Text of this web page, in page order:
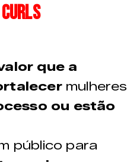
que a
mulheres
ou estão
público para